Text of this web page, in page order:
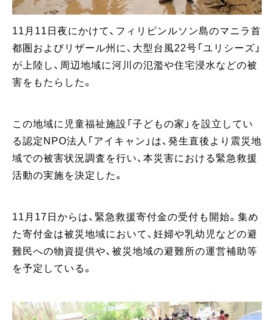
11月11日夜にかけて、フィリピンルソン島のマニラ首
都圏およびリザール州に、大型台風22号「ユリシーズ」
が上陸し、周辺地域に河川の氾濫や住宅浸水などの被
害をもたらした。
この地域に児童福祉施設「子どもの家」を設立してい
る認定NPO法人「アイキャン」は、発生直後より震災地
域での被害状況調査を行い、本災害における緊急救援
活動の実施を決定した。
11月17日からは、緊急救援寄付金の受付も開始。集め
た寄付金は被災地域において、妊婦や乳幼児などの避
難民への物資提供や、被災地域の避難所の運営補助等
を予定している。